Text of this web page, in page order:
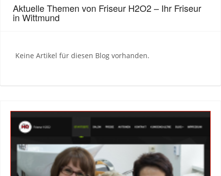
Aktuelle Themen von Friseur H2O2 – Ihr Friseur
in Wittmund
Keine Artikel für diesen Blog vorhanden.